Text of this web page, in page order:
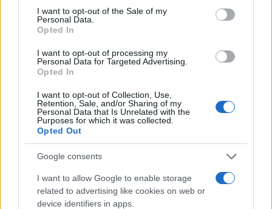
consent section.
I want to opt-out of the Sale of my
Personal Data.
Opted In
I want to opt-out of processing my
Personal Data for Targeted Advertising.
Opted In
I want to opt-out of Collection, Use,
Retention, Sale, and/or Sharing of my
Personal Data that Is Unrelated with the
Purposes for which it was collected.
Opted Out
Google consents
I want to allow Google to enable storage
related to advertising like cookies on web or
device identifiers in apps.
τρίτο των ψηφοφόρων που τον επέλεξαν στον
πρώτο γύρο, ήτοι περίπου 50 χιλιάδες ψηφοδέλτια.
Ο νεοεκλεγείς στο αξίωμα του περιφερειάρχη
Δημήτρης Κουρέτας, ο οποίος είχε τη στήριξη του
την κούρσα του δεύτερου γύρο συγκεντρώνοντας
ποσοστό 59,68%, αλλά και με αριθμό ψήφων που
έφθασε στις 155.638 και ήταν ελαφρώς μικρότερος
από τις 155.704 που είχε λάβει στον πρώτο γύρο ο
χαμένος της αναμέτρησης κ. Αγοραστός.
*Στην Ανατολική Μακεδονία και Θράκη